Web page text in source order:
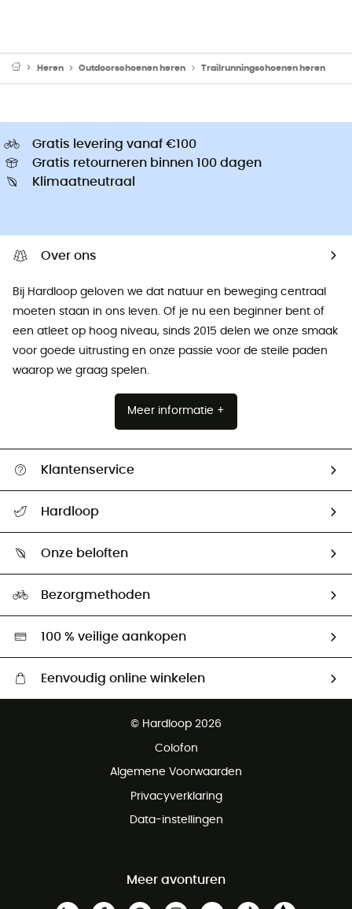
Heren Outdoorschoenen heren Trailrunningschoenen heren
Gratis levering vanaf €100
Gratis retourneren binnen 100 dagen
Klimaatneutraal
Over ons
Bij Hardloop geloven we dat natuur en beweging centraal
moeten staan ​​in ons leven. Of je nu een beginner bent of
een atleet op hoog niveau, sinds 2015 delen we onze smaak
voor goede uitrusting en onze passie voor de steile paden
waarop we graag spelen.
Meer informatie +
Klantenservice
Mijn zending volgen
Retourzendingen & Terugbetalingen
Hardloop
Ambassadeurs
Onze beloften
Hardgreen
Bezorgmethoden
100 % veilige aankopen
Eenvoudig online winkelen
Gratis retourneren binnen 100 dagen
© Hardloop 2026
Colofon
Algemene Voorwaarden
Privacyverklaring
Data-instellingen
Meer avonturen